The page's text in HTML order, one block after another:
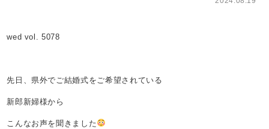
wed vol. 5078
先日、県外でご結婚式をご希望されている
新郎新婦様から
こんなお声を聞きました